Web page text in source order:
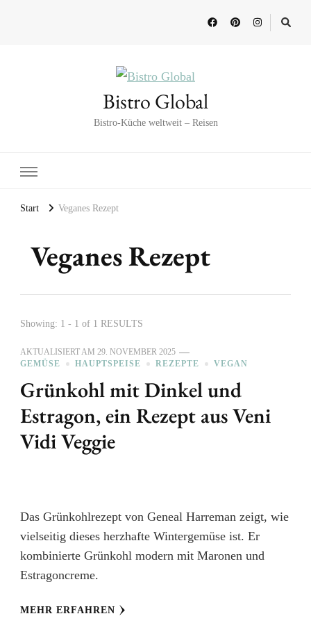
Bistro Global
Bistro-Küche weltweit – Reisen
Start Veganes Rezept
Veganes Rezept
Showing: 1 - 1 of 1 RESULTS
AKTUALISIERT AM 29. NOVEMBER 2025
GEMÜSE
HAUPTSPEISE REZEPTE VEGAN
Grünkohl mit Dinkel und
Estragon, ein Rezept aus Veni
Vidi Veggie
Das Grünkohlrezept von Geneal Harreman zeigt, wie
vielseitig dieses herzhafte Wintergemüse ist. Er
kombinierte Grünkohl modern mit Maronen und
Estragoncreme.
MEHR ERFAHREN